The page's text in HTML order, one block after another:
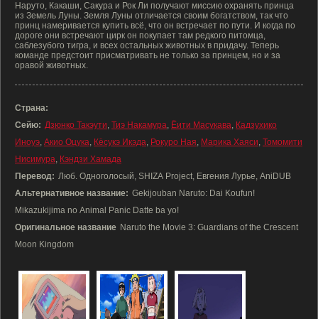
Наруто, Какаши, Сакура и Рок Ли получают миссию охранять принца
из Земель Луны. Земля Луны отличается своим богатством, так что
принц намеривается купить всё, что он встречает по пути. И когда по
дороге они встречают цирк он покупает там редкого питомца,
саблезубого тигра, и всех остальных животных в придачу. Теперь
команде предстоит присматривать не только за принцем, но и за
оравой животных.
Страна:
Сейю: Дзюнко Такэути, Тиэ Накамура, Ёити Масукава, Кадзухико
Иноуэ, Акио Оцука, Кёсукэ Икэда, Рокуро Ная, Марика Хаяси, Томомити
Нисимура, Кэндзи Хамада
Перевод: Люб. Одноголосый, SHIZA Project, Евгения Лурье, AniDUB
Альтернативное название: Gekijouban Naruto: Dai Koufun!
Mikazukijima no Animal Panic Datte ba yo!
Оригинальное название Naruto the Movie 3: Guardians of the Crescent
Moon Kingdom